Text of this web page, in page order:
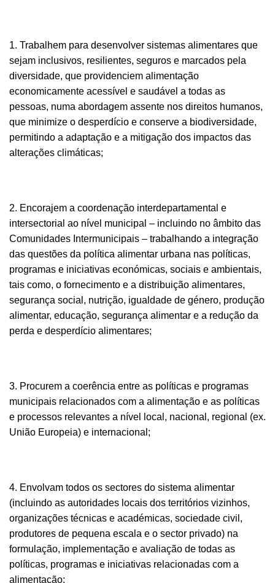
1. Trabalhem para desenvolver sistemas alimentares que
sejam inclusivos, resilientes, seguros e marcados pela
diversidade, que providenciem alimentação
economicamente acessível e saudável a todas as
pessoas, numa abordagem assente nos direitos humanos,
que minimize o desperdício e conserve a biodiversidade,
permitindo a adaptação e a mitigação dos impactos das
alterações climáticas;
2. Encorajem a coordenação interdepartamental e
intersectorial ao nível municipal – incluindo no âmbito das
Comunidades Intermunicipais – trabalhando a integração
das questões da política alimentar urbana nas políticas,
programas e iniciativas económicas, sociais e ambientais,
tais como, o fornecimento e a distribuição alimentares,
segurança social, nutrição, igualdade de género, produção
alimentar, educação, segurança alimentar e a redução da
perda e desperdício alimentares;
3. Procurem a coerência entre as políticas e programas
municipais relacionados com a alimentação e as políticas
e processos relevantes a nível local, nacional, regional (ex.
União Europeia) e internacional;
4. Envolvam todos os sectores do sistema alimentar
(incluindo as autoridades locais dos territórios vizinhos,
organizações técnicas e académicas, sociedade civil,
produtores de pequena escala e o sector privado) na
formulação, implementação e avaliação de todas as
políticas, programas e iniciativas relacionadas com a
alimentação;